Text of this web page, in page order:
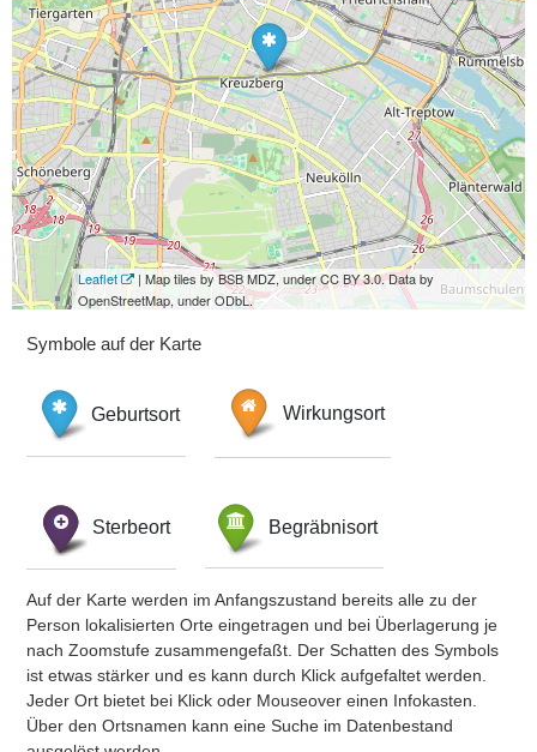
Leaflet
| Map tiles by BSB MDZ, under CC BY 3.0. Data by
OpenStreetMap, under ODbL.
Symbole auf der Karte
Geburtsort Wirkungsort
Sterbeort Begräbnisort
Auf der Karte werden im Anfangszustand bereits alle zu der
Person lokalisierten Orte eingetragen und bei Überlagerung je
nach Zoomstufe zusammengefaßt. Der Schatten des Symbols
ist etwas stärker und es kann durch Klick aufgefaltet werden.
Jeder Ort bietet bei Klick oder Mouseover einen Infokasten.
Über den Ortsnamen kann eine Suche im Datenbestand